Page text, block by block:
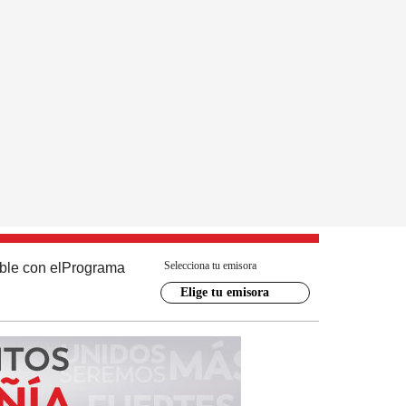
con el Programa Selecciona tu emisora
Elige tu emisora